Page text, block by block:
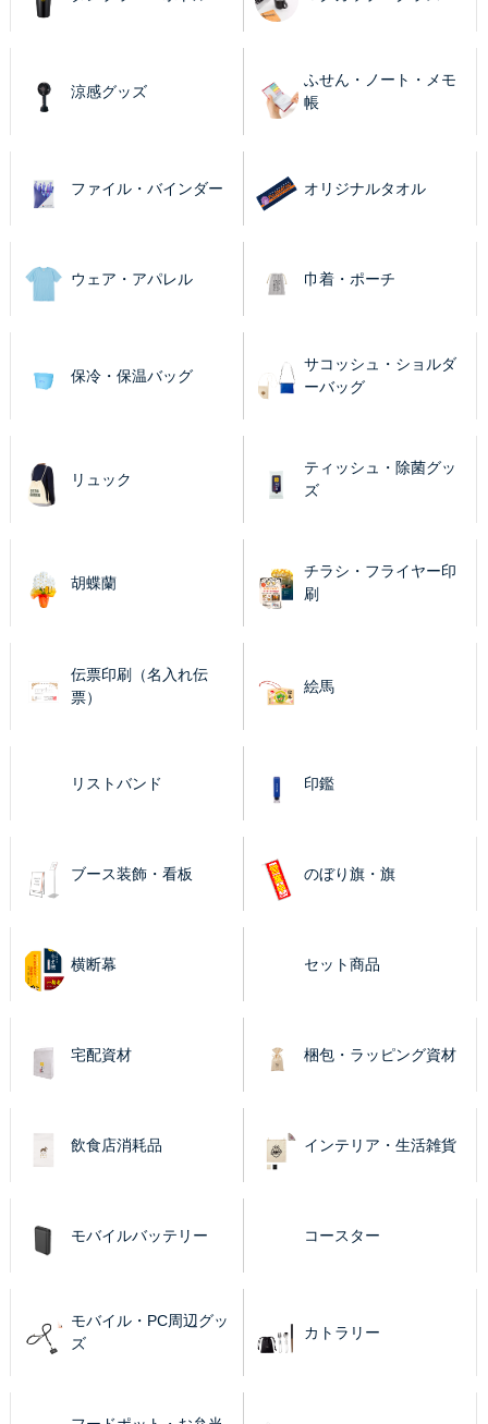
涼感グッズ
ふせん・ノート・メモ
帳
ファイル・バインダー オリジナルタオル
ウェア・アパレル 巾着・ポーチ
保冷・保温バッグ
サコッシュ・ショルダ
ーバッグ
リュック
ティッシュ・除菌グッ
ズ
胡蝶蘭
チラシ・フライヤー印
刷
伝票印刷（名入れ伝
票）
絵馬
リストバンド 印鑑
ブース装飾・看板 のぼり旗・旗
横断幕 セット商品
宅配資材 梱包・ラッピング資材
飲食店消耗品 インテリア・生活雑貨
モバイルバッテリー コースター
モバイル・PC周辺グッ
ズ
カトラリー